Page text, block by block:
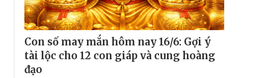
Con số may mắn hôm nay 16/6: Gợi ý
tài lộc cho 12 con giáp và cung hoàng
đạo